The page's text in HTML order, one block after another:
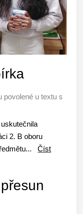
povolené u textu s
2. B oboru
Číst